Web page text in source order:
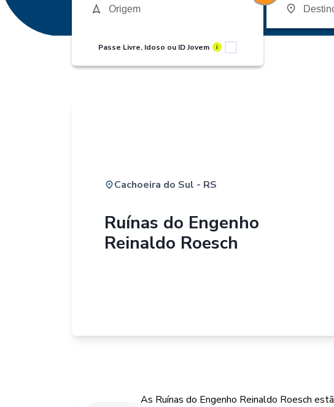
Passe Livre, Idoso ou ID Jovem i
Cachoeira do Sul - RS
Ruínas do Engenho
Reinaldo Roesch
As Ruínas do Engenho Reinaldo Roesch